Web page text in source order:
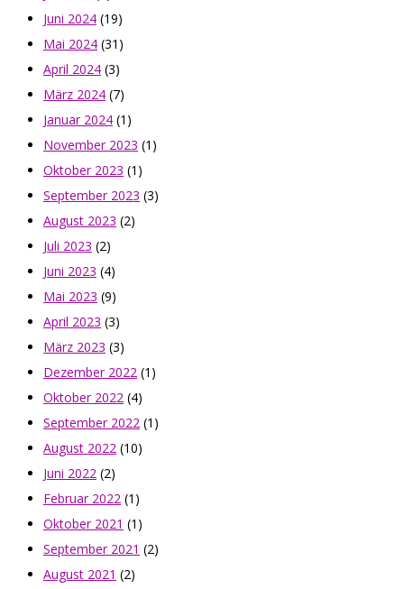
Juni 2024 (19)
Mai 2024 (31)
April 2024 (3)
März 2024 (7)
Januar 2024 (1)
November 2023 (1)
Oktober 2023 (1)
September 2023 (3)
August 2023 (2)
Juli 2023 (2)
Juni 2023 (4)
Mai 2023 (9)
April 2023 (3)
März 2023 (3)
Dezember 2022 (1)
Oktober 2022 (4)
September 2022 (1)
August 2022 (10)
Juni 2022 (2)
Februar 2022 (1)
Oktober 2021 (1)
September 2021 (2)
August 2021 (2)